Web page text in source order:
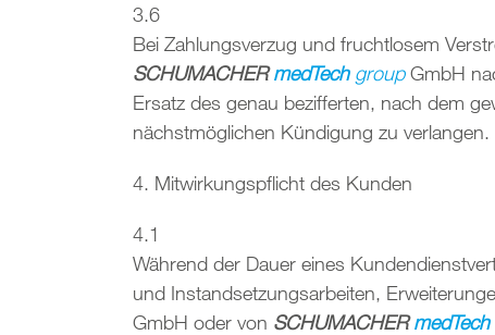
3.6
Bei Zahlungsverzug und fruchtlosem
SCHUMACHERmedTech groupGmbH
Ersatz des genau bezifferten, nach dem
nächstmöglichen Kündigung zu
4. Mitwirkungspflicht des Kunden
4.1
Während der Dauer eines
und Instandsetzungsarbeiten,
GmbH oder von SCHUMACHERmedTech